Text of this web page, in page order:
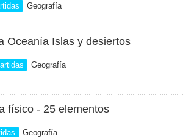
Geografía
Oceanía Islas y desiertos
Geografía
físico - 25 elementos
Geografía